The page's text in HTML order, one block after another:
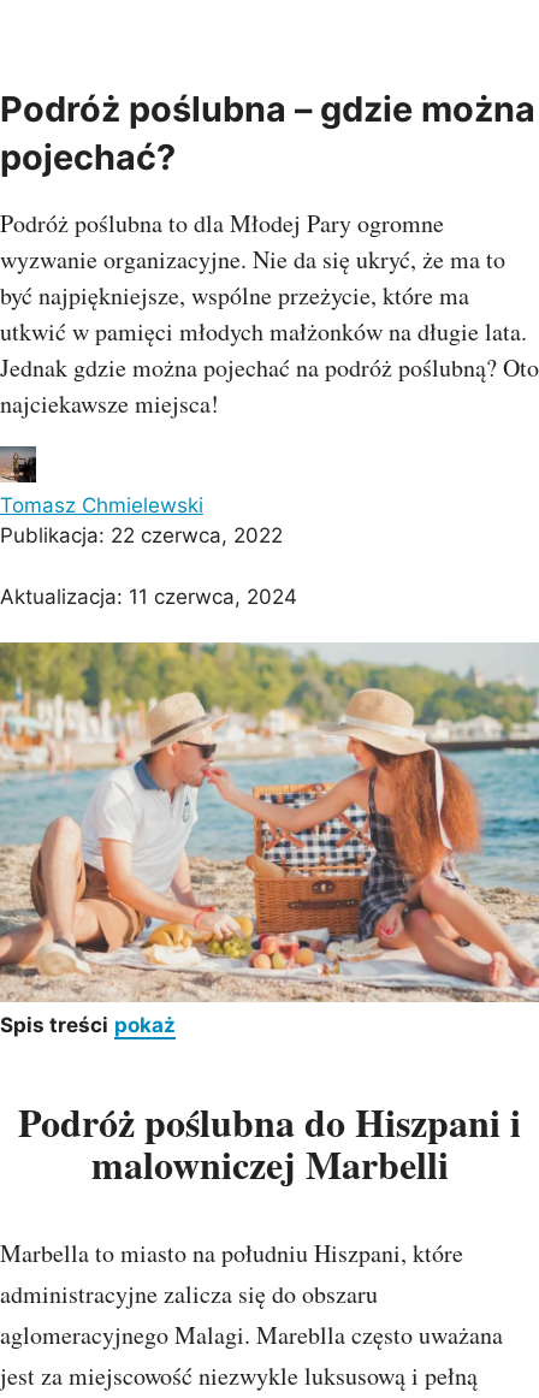
Podróż poślubna – gdzie można
pojechać?
Podróż poślubna to dla Młodej Pary ogromne
wyzwanie organizacyjne. Nie da się ukryć, że ma to
być najpiękniejsze, wspólne przeżycie, które ma
utkwić w pamięci młodych małżonków na długie lata.
Jednak gdzie można pojechać na podróż poślubną? Oto
najciekawsze miejsca!
Tomasz Chmielewski
Publikacja: 22 czerwca, 2022
Aktualizacja: 11 czerwca, 2024
Spis treści pokaż
Podróż poślubna do Hiszpani i
malowniczej Marbelli
Marbella to miasto na południu Hiszpani, które
administracyjne zalicza się do obszaru
aglomeracyjnego Malagi. Mareblla często uważana
jest za miejscowość niezwykle luksusową i pełną